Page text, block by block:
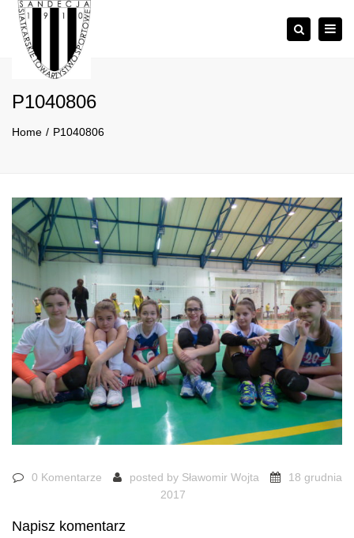
Szukaj
P1040806
Home P1040806
0 Komentarze posted by Sławomir Wojta
18 grudnia
2017
Napisz komentarz